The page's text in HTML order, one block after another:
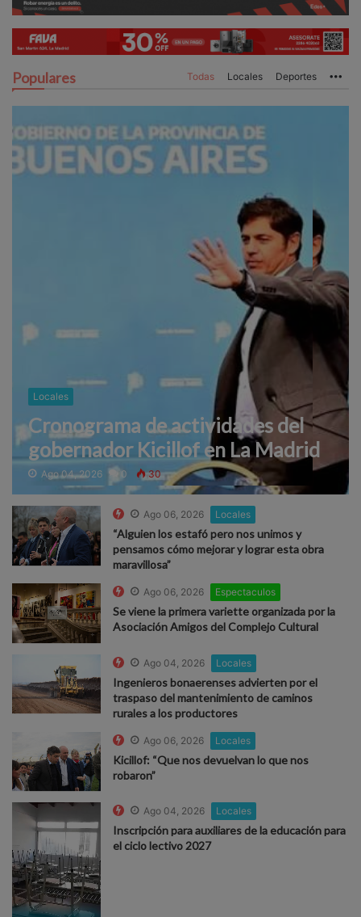
Populares Todas Locales Deportes
Locales
Cronograma de actividades del
gobernador Kicillof en La Madrid
Ago 04, 2026 0 30
Ago 06, 2026 Locales
“Alguien los estafó pero nos unimos y
pensamos cómo mejorar y lograr esta obra
maravillosa”
Ago 06, 2026 Espectaculos
Se viene la primera variette organizada por la
Asociación Amigos del Complejo Cultural
Ago 04, 2026 Locales
Ingenieros bonaerenses advierten por el
traspaso del mantenimiento de caminos
rurales a los productores
Ago 06, 2026 Locales
Kicillof: “Que nos devuelvan lo que nos
robaron”
Ago 04, 2026 Locales
Inscripción para auxiliares de la educación para
el ciclo lectivo 2027